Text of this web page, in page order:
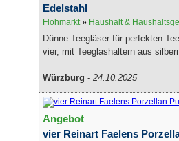
Edelstahl
Flohmarkt» Haushalt &
Dünne Teegläser für perfekten
vier, mit Teeglashaltern aus
Würzburg - 24.10.2025
Angebot
vier Reinart Faelens